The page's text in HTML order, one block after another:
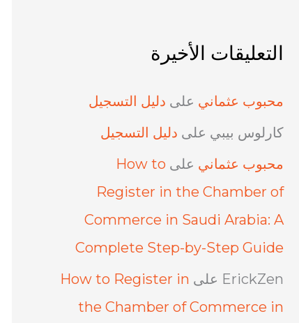
التعليقات الأخيرة
محبوب عثماني على دليل التسجيل
كارلوس بيبي على دليل التسجيل
محبوب عثماني على How to
Register in the Chamber of
Commerce in Saudi Arabia: A
Complete Step-by-Step Guide
ErickZen على How to Register in
the Chamber of Commerce in